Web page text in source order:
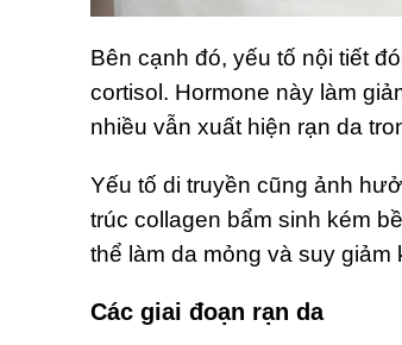
Bên cạnh đó, yếu tố nội tiết
cortisol. Hormone này làm
nhiều vẫn xuất hiện rạn da
Yếu tố di truyền cũng ảnh
trúc collagen bẩm sinh kém
thể làm da mỏng và suy
Các giai đoạn rạn da